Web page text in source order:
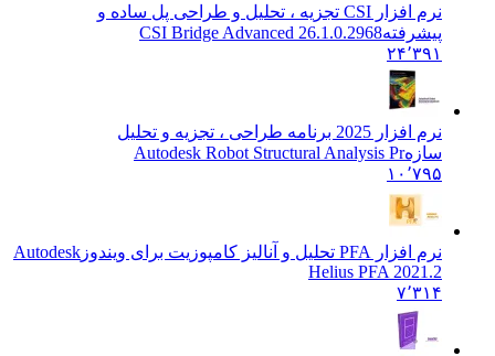
نرم افزار CSI تجزیه ، تحلیل و طراحی پل ساده و
پیشرفتهCSI Bridge Advanced 26.1.0.2968
۲۴٬۳۹۱
نرم افزار 2025 برنامه طراحی ، تجزیه و تحلیل
Autodesk Robot Structural Analysis Pr
۱۰٬۷۹۵
نرم افزار PFA تحلیل و آنالیز کامپوزیت برای ویندوز
Autodesk
Helius PFA 2021.2
۷٬۳۱۴